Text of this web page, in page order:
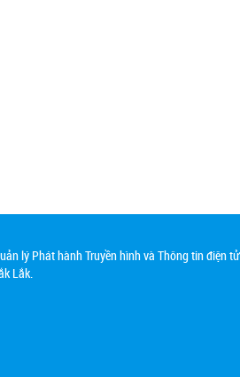
lý Phát hành Truyền hình và Thông tin điện tử
Lắk.